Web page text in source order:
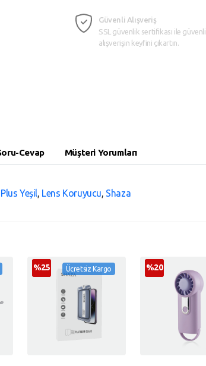
Güvenli Alışveriş
SSL güvenlik sertifikası ile güvenli
alışverişin keyfini çıkartın.
Cevap Müşteri Yorumları
Yeşil, Lens Koruyucu, Shaza
Ücretsiz Kargo
%25 %20